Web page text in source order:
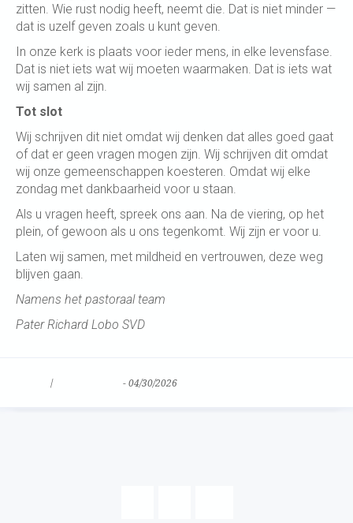
zitten. Wie rust nodig heeft, neemt die. Dat is niet minder —
dat is uzelf geven zoals u kunt geven.
In onze kerk is plaats voor ieder mens, in elke levensfase.
Dat is niet iets wat wij moeten waarmaken. Dat is iets wat
wij samen al zijn.
Tot slot
Wij schrijven dit niet omdat wij denken dat alles goed gaat
of dat er geen vragen mogen zijn. Wij schrijven dit omdat
wij onze gemeenschappen koesteren. Omdat wij elke
zondag met dankbaarheid voor u staan.
Als u vragen heeft, spreek ons aan. Na de viering, op het
plein, of gewoon als u ons tegenkomt. Wij zijn er voor u.
Laten wij samen, met mildheid en vertrouwen, deze weg
blijven gaan.
Namens het pastoraal team
Pater Richard Lobo SVD
/ - 04/30/2026